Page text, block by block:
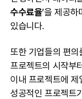
수수료율’을 제공
있습니다.
또한 기업들의 편의
프로젝트의 시작부
이내 프로젝트에
성공적인 프로젝트